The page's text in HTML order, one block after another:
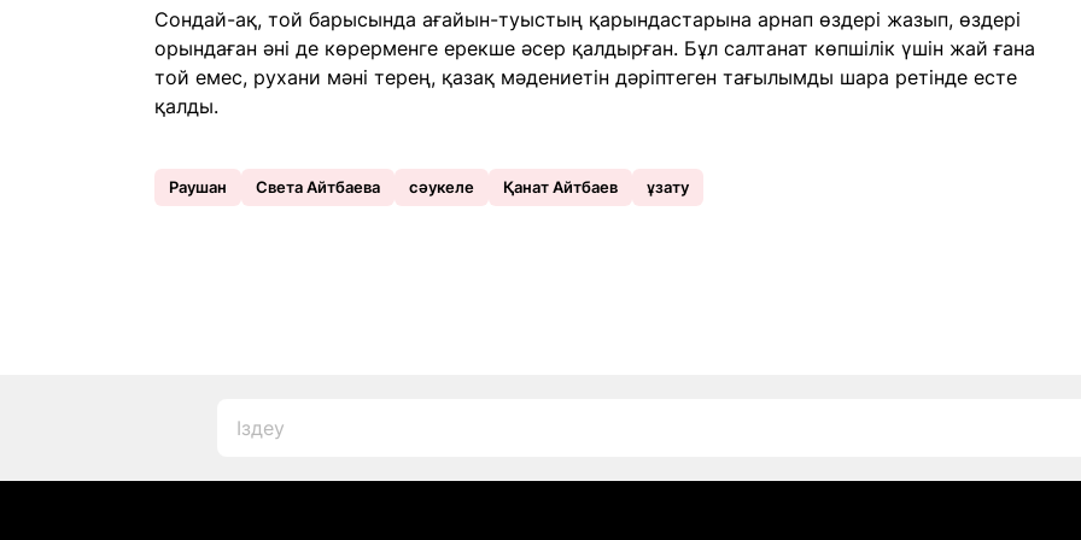
Сондай-ақ, той барысында ағайын-туыстың қарындастарына арнап өздері жазып, өздері
орындаған әні де көрерменге ерекше әсер қалдырған. Бұл салтанат көпшілік үшін жай ғана
той емес, рухани мәні терең, қазақ мәдениетін дәріптеген тағылымды шара ретінде есте
қалды.
Раушан Света Айтбаева сәукеле Қанат Айтбаев ұзату